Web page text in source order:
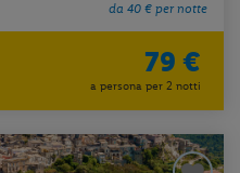
da 40 € per notte
79 €
a persona per 2 notti